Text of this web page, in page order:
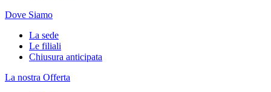
Dove Siamo
La sede
Le filiali
Chiusura anticipata
La nostra Offerta